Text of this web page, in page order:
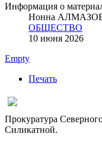
Информация о
Нонна
ОБЩЕСТВО
10 июня 2026
Empty
Печать
Прокуратура
Силикатной.